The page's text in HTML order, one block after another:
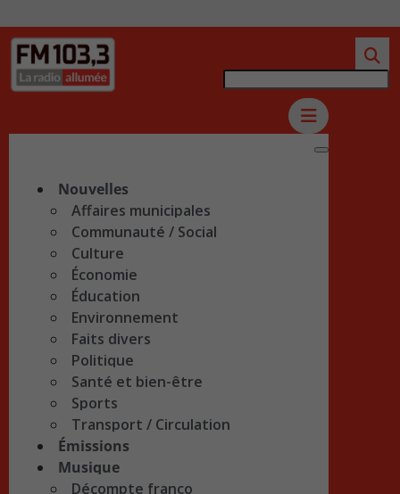
Nouvelles
Affaires municipales
Communauté / Social
Culture
Économie
Éducation
Environnement
Faits divers
Politique
Santé et bien-être
Sports
Transport / Circulation
Émissions
Musique
Décompte franco